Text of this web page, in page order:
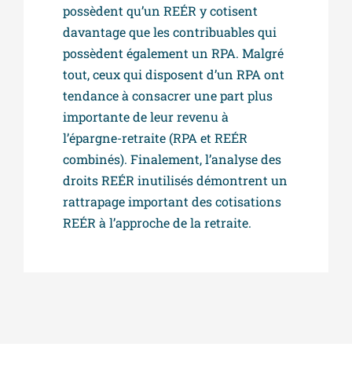
possèdent qu’un REÉR y cotisent
davantage que les contribuables qui
possèdent également un RPA. Malgré
tout, ceux qui disposent d’un RPA ont
tendance à consacrer une part plus
importante de leur revenu à
l’épargne-retraite (RPA et REÉR
combinés). Finalement, l’analyse des
droits REÉR inutilisés démontrent un
rattrapage important des cotisations
REÉR à l’approche de la retraite.